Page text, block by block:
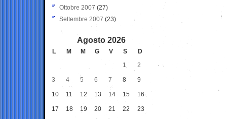
Ottobre 2007 (27)
Settembre 2007 (23)
Agosto 2026
L M M G V S
D
1
2
3 4 5 6 7 8 9
10 11 12 13 14 15 16
17 18 19 20 21 22 23